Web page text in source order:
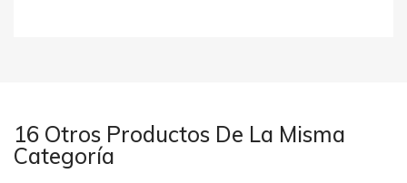
16 Otros Productos De La Misma
Categoría